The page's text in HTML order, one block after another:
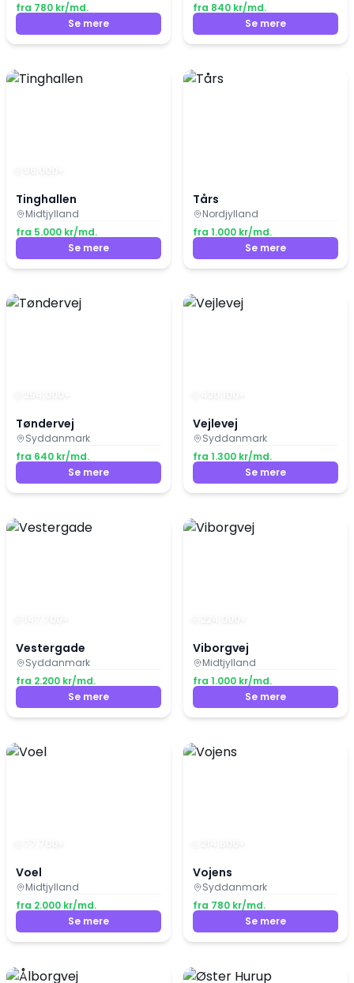
fra 780 kr/md.
Se mere
fra 840 kr/md.
Se mere
Tinghallen
Midtjylland
fra 5.000 kr/md.
Se mere
Tårs
Nordjylland
fra 1.000 kr/md.
Se mere
Tøndervej
Syddanmark
fra 640 kr/md.
Se mere
Vejlevej
Syddanmark
fra 1.300 kr/md.
Se mere
Vestergade
Syddanmark
fra 2.200 kr/md.
Se mere
Viborgvej
Midtjylland
fra 1.000 kr/md.
Se mere
Voel
Midtjylland
fra 2.000 kr/md.
Se mere
Vojens
Syddanmark
fra 780 kr/md.
Se mere